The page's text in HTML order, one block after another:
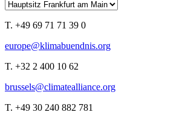
T. +49 69 71 71 39 0
europe@klimabuendnis.org
T. +32 2 400 10 62
brussels@climatealliance.org
T. +49 30 240 882 781